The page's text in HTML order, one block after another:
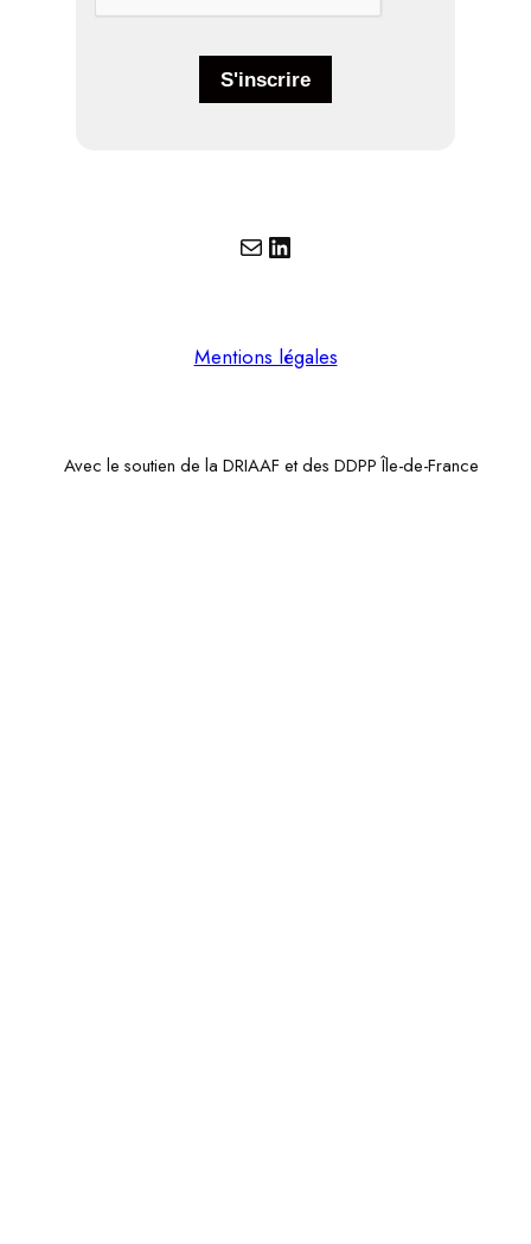
E-mailLinkedIn
Mentions légales
Avec le soutien de la DRIAAF et des DDPP Île-de-France